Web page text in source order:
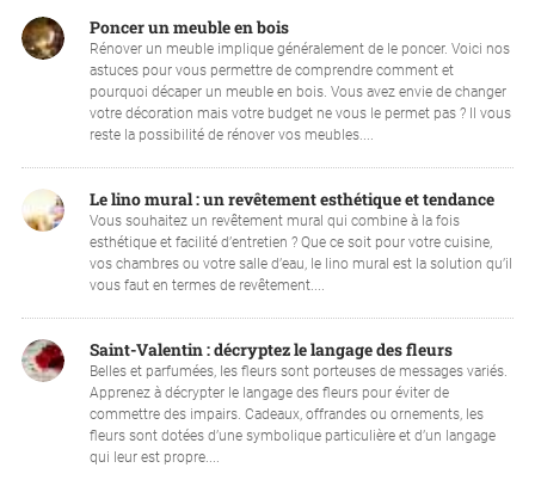
Poncer un meuble en bois
Rénover un meuble implique généralement de le poncer. Voici nos
astuces pour vous permettre de comprendre comment et
pourquoi décaper un meuble en bois. Vous avez envie de changer
votre décoration mais votre budget ne vous le permet pas ? Il vous
reste la possibilité de rénover vos meubles....
Le lino mural : un revêtement esthétique et tendance
Vous souhaitez un revêtement mural qui combine à la fois
esthétique et facilité d’entretien ? Que ce soit pour votre cuisine,
vos chambres ou votre salle d’eau, le lino mural est la solution qu’il
vous faut en termes de revêtement....
Saint-Valentin : décryptez le langage des fleurs
Belles et parfumées, les fleurs sont porteuses de messages variés.
Apprenez à décrypter le langage des fleurs pour éviter de
commettre des impairs. Cadeaux, offrandes ou ornements, les
fleurs sont dotées d’une symbolique particulière et d’un langage
qui leur est propre....